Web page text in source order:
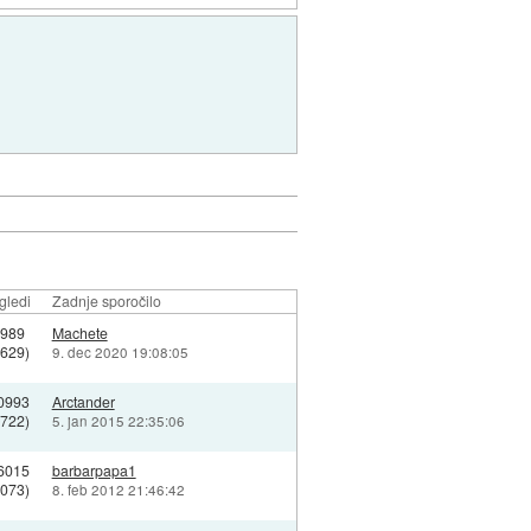
Zadnje sporočilo
Machete
9. dec 2020 19:08:05
Arctander
5. jan 2015 22:35:06
barbarpapa1
8. feb 2012 21:46:42